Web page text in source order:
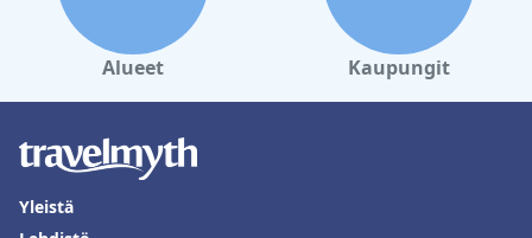
Alueet Kaupungit
Yleistä